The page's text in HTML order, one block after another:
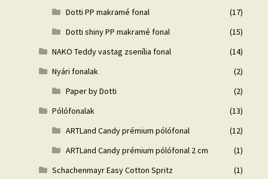
Dotti PP makramé fonal
(17)
Dotti shiny PP makramé fonal
(15)
NAKO Teddy vastag zsenília fonal
(14)
Nyári fonalak
(2)
Paper by Dotti
(2)
Pólófonalak
(13)
ARTLand Candy prémium pólófonal
(12)
ARTLand Candy prémium pólófonal 2 cm
(1)
Schachenmayr Easy Cotton Spritz
(1)